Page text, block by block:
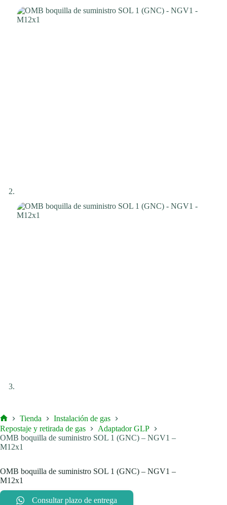
Inicio
Tienda
Instalación de gas
Repostaje y retirada de gas
Adaptador GLP
OMB boquilla de suministro SOL 1 (GNC) – NGV1 –
M12x1
OMB boquilla de suministro SOL 1 (GNC) – NGV1 –
M12x1
Consultar plazo de entrega